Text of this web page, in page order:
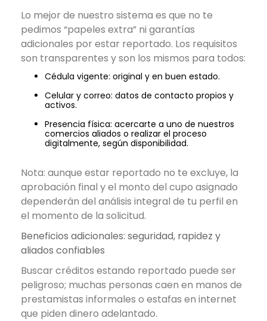
Lo mejor de nuestro sistema es que no te
pedimos “papeles extra” ni garantías
adicionales por estar reportado. Los requisitos
son transparentes y son los mismos para todos:
Cédula vigente: original y en buen estado.
Celular y correo: datos de contacto propios y
activos.
Presencia física: acercarte a uno de nuestros
comercios aliados o realizar el proceso
digitalmente, según disponibilidad.
Nota: aunque estar reportado no te excluye, la
aprobación final y el monto del cupo asignado
dependerán del análisis integral de tu perfil en
el momento de la solicitud.
Beneficios adicionales: seguridad, rapidez y
aliados confiables
Buscar créditos estando reportado puede ser
peligroso; muchas personas caen en manos de
prestamistas informales o estafas en internet
que piden dinero adelantado.